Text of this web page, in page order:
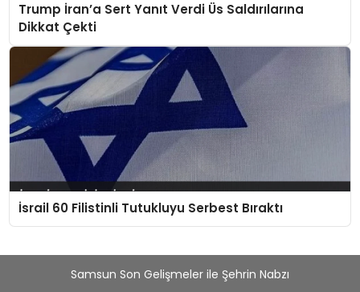
Trump İran’a Sert Yanıt Verdi Üs Saldırılarına
Dikkat Çekti
İsrail 60 Filistinli Tutukluyu Serbest Bıraktı
Samsun Son Gelişmeler ile Şehrin Nabzı